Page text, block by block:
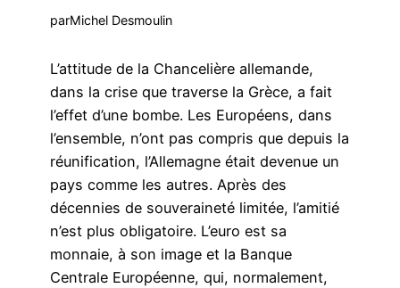
parMichel Desmoulin
L’attitude de la Chancelière allemande,
dans la crise que traverse la Grèce, a fait
l’effet d’une bombe. Les Européens, dans
l’ensemble, n’ont pas compris que depuis la
réunification, l’Allemagne était devenue un
pays comme les autres. Après des
décennies de souveraineté limitée, l’amitié
n’est plus obligatoire. L’euro est sa
monnaie, à son image et la Banque
Centrale Européenne, qui, normalement,